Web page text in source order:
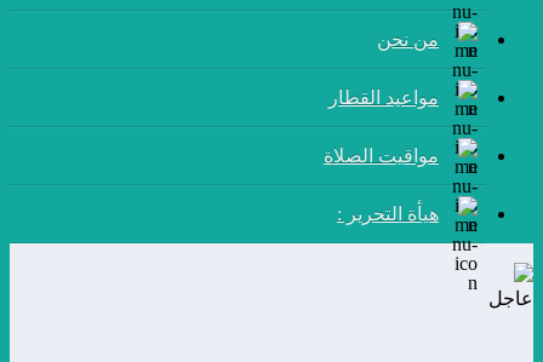
من نحن
مواعيد القطار
مواقيت الصلاة
هيأة التحرير :
عاجل